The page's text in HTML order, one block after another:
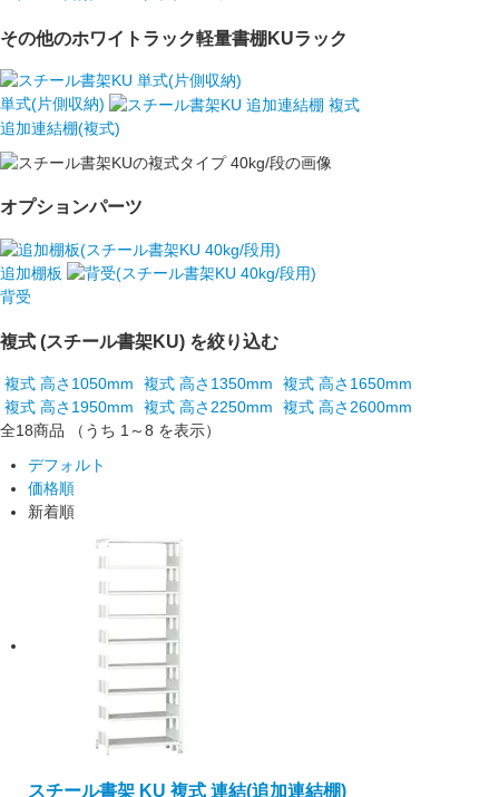
その他のホワイトラック軽量書棚KUラック
単式(片側収納)
追加連結棚(複式)
オプションパーツ
追加棚板
背受
複式 (スチール書架KU) を絞り込む
複式 高さ1050mm 複式 高さ1350mm
複式 高さ1650mm
複式 高さ1950mm
複式 高さ2250mm
複式 高さ2600mm
全18商品 （うち 1～8 を表示）
デフォルト
価格順
新着順
スチール書架 KU 複式 連結(追加連結棚)